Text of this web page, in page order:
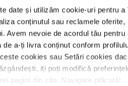
date și utilizăm cookie-uri pentru
conținutul sau reclamele
Avem nevoie de acordul tău
a-ți livra conținut conform
cookies sau Setări cookies
iți poți modifică
pagini din site. Navigare plăcută!
0 LEI
2%, minimum 10
0 LEI